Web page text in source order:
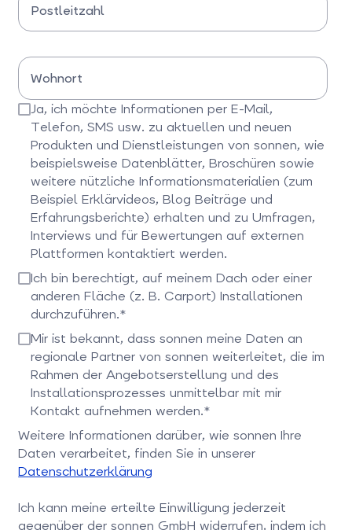
Postleitzahl
Wohnort
Bitte Wohnort eingeben
Ja, ich möchte Informationen per E-Mail,
Telefon, SMS usw. zu aktuellen und neuen
Produkten und Dienstleistungen von sonnen, wie
beispielsweise Datenblätter, Broschüren sowie
weitere nützliche Informationsmaterialien (zum
Beispiel Erklärvideos, Blog Beiträge und
Erfahrungsberichte) erhalten und zu Umfragen,
Interviews und für Bewertungen auf externen
Plattformen kontaktiert werden.
Bitte bestätigen Sie dieses Feld
Ich bin berechtigt, auf meinem Dach oder einer
anderen Fläche (z. B. Carport) Installationen
durchzuführen.*
Bitte bestätigen Sie dieses Feld
Mir ist bekannt, dass sonnen meine Daten an
regionale Partner von sonnen weiterleitet, die im
Rahmen der Angebotserstellung und des
Installationsprozesses unmittelbar mit mir
Kontakt aufnehmen werden.*
Bitte bestätigen Sie dieses Feld
Weitere Informationen darüber, wie sonnen Ihre
Daten verarbeitet, finden Sie in unserer
Datenschutzerklärung
Ich kann meine erteilte Einwilligung jederzeit
gegenüber der sonnen GmbH widerrufen, indem ich